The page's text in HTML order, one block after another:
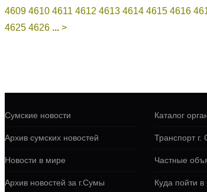
4609 4610 4611 4612 4613 4614 4615 4616
4625 4626 ... >
Сумские новости
Архив сумских новостей
Новости в мире
Архив новостей за г.Сумы
Каталог
Транспорт г.
Частные
Куда пойти